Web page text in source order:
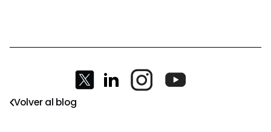
Volver al blog